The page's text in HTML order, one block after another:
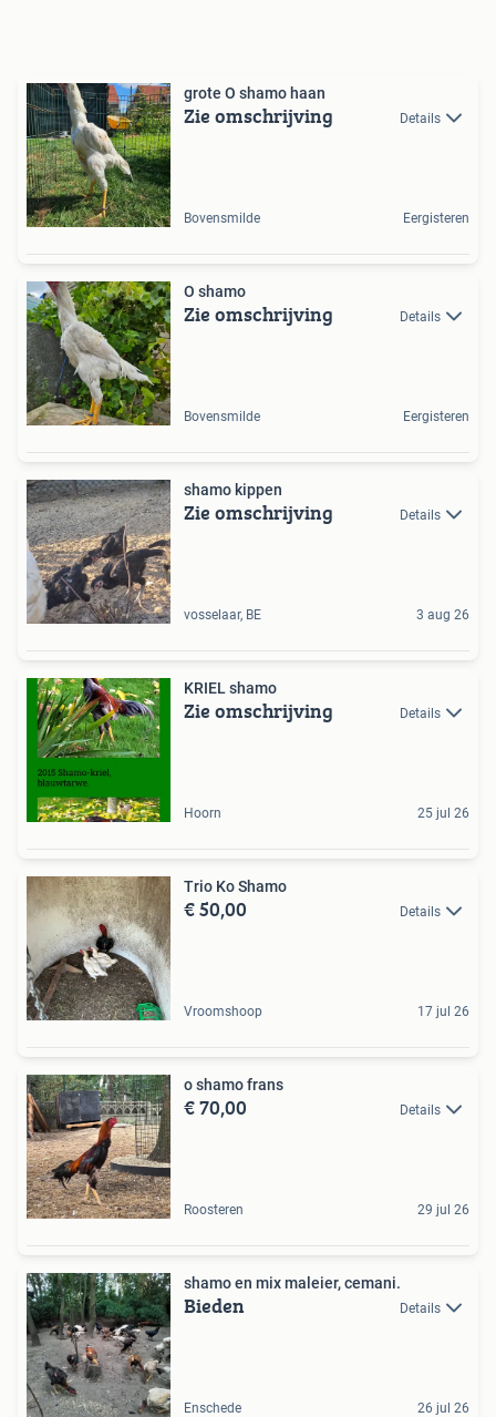
grote O shamo haan
Zie omschrijving Details
Bovensmilde Eergisteren
O shamo
Zie omschrijving Details
Bovensmilde Eergisteren
shamo kippen
Zie omschrijving Details
vosselaar, BE 3 aug 26
KRIEL shamo
Zie omschrijving Details
Hoorn 25 jul 26
Trio Ko Shamo
€ 50,00 Details
Vroomshoop 17 jul 26
o shamo frans
€ 70,00 Details
Roosteren 29 jul 26
shamo en mix maleier, cemani.
Bieden Details
Enschede 26 jul 26